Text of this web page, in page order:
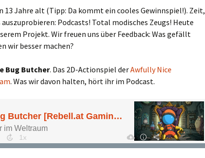
13 Jahre alt (Tipp: Da kommt ein cooles Gewinnspiel!). Zeit,
Podcasts! Total modisches Zeugs! Heute
Projekt. Wir freuen uns über Feedback: Was gefällt
wir besser machen?
Bug Butcher. Das 2D-Actionspiel derAwfully Nice
. Was wir davon halten, hört ihr im Podcast.